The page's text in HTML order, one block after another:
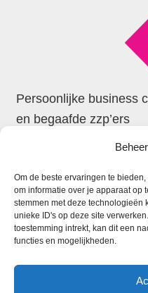
Om de beste ervaringen te
om informatie over je apparaat op
stemmen met deze technologieën
unieke ID's op deze site
toestemming intrekt, kan dit een
functies en mogelijkheden.
Persoonlijke business
en begaafde zzp’ers